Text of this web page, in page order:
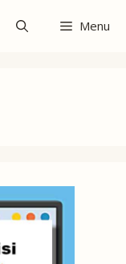
Menu